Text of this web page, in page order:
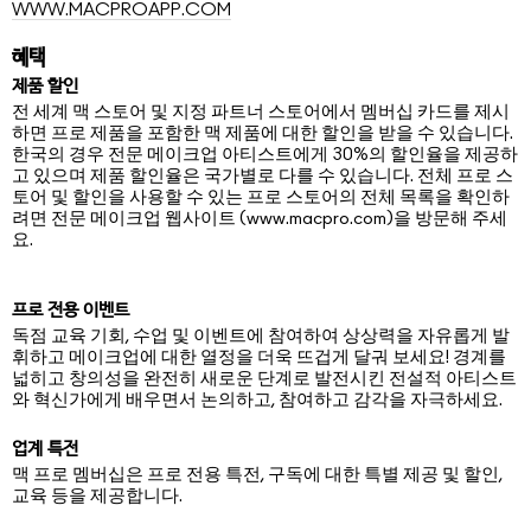
WWW.MACPROAPP.COM
혜택
제품 할인
전 세계 맥 스토어 및 지정 파트너 스토어에서 멤버십 카드를 제시
하면 프로 제품을 포함한 맥 제품에 대한 할인을 받을 수 있습니다.
한국의 경우 전문 메이크업 아티스트에게 30%의 할인율을 제공하
고 있으며 제품 할인율은 국가별로 다를 수 있습니다. 전체 프로 스
토어 및 할인을 사용할 수 있는 프로 스토어의 전체 목록을 확인하
려면 전문 메이크업 웹사이트 (www.macpro.com)을 방문해 주세
요.
프로 전용 이벤트
독점 교육 기회, 수업 및 이벤트에 참여하여 상상력을 자유롭게 발
휘하고 메이크업에 대한 열정을 더욱 뜨겁게 달궈 보세요! 경계를
넓히고 창의성을 완전히 새로운 단계로 발전시킨 전설적 아티스트
와 혁신가에게 배우면서 논의하고, 참여하고 감각을 자극하세요.
업계 특전
맥 프로 멤버십은 프로 전용 특전, 구독에 대한 특별 제공 및 할인,
교육 등을 제공합니다.